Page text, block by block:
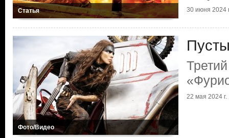
Статья 30 июня 2024
Фото/Видео
22 мая 2024 г.